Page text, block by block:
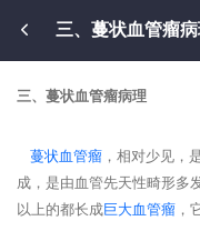
三、蔓状血管瘤
三、蔓状血管瘤病理
蔓状血管瘤 ，相对少见，
成，是由血管先天性畸形多
以上的都长成巨大血管瘤 ，